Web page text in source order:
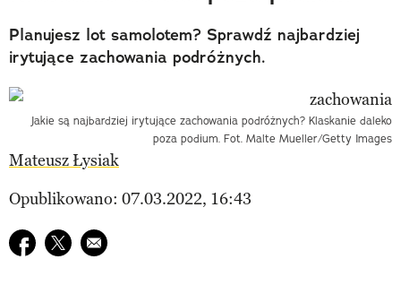
Planujesz lot samolotem? Sprawdź najbardziej
irytujące zachowania podróżnych.
Jakie są najbardziej irytujące zachowania podróżnych? Klaskanie daleko
poza podium. Fot. Malte Mueller/Getty Images
Mateusz Łysiak
Opublikowano: 07.03.2022, 16:43
Udostępnij na facebook
Udostępnij na twitter
E-mail do przyjaciela